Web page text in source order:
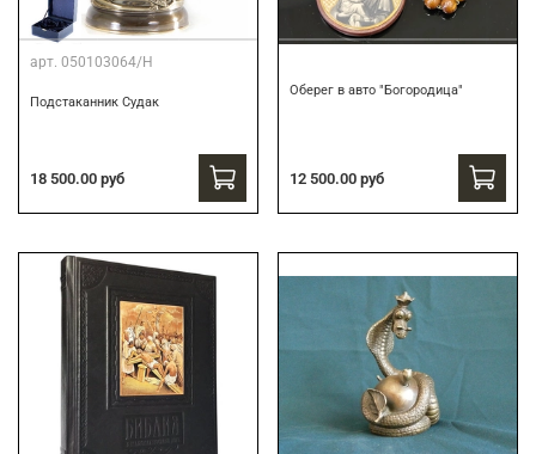
арт. 050103064/Н
Подстаканник Судак
18 500.00 руб
Оберег в авто "Богородица"
12 500.00 руб